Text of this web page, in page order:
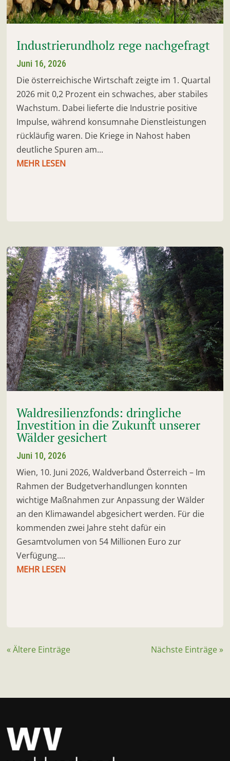
Industrierundholz rege nachgefragt
Juni 16, 2026
Die österreichische Wirtschaft zeigte im 1. Quartal
2026 mit 0,2 Prozent ein schwaches, aber stabiles
Wachstum. Dabei lieferte die Industrie positive
Impulse, während konsumnahe Dienstleistungen
rückläufig waren. Die Kriege in Nahost haben
deutliche Spuren am...
MEHR LESEN
Waldresilienzfonds: dringliche
Investition in die Zukunft unserer
Wälder gesichert
Juni 10, 2026
Wien, 10. Juni 2026, Waldverband Österreich – Im
Rahmen der Budgetverhandlungen konnten
wichtige Maßnahmen zur Anpassung der Wälder
an den Klimawandel abgesichert werden. Für die
kommenden zwei Jahre steht dafür ein
Gesamtvolumen von 54 Millionen Euro zur
Verfügung....
MEHR LESEN
« Ältere Einträge Nächste Einträge »